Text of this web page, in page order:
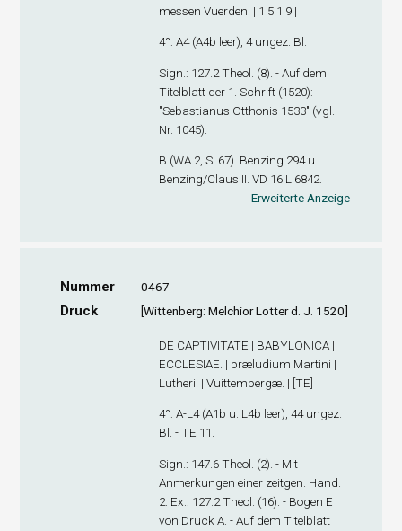
messen Vuerden. | 1 5 1 9 |
4°: A4(A4b leer), 4 ungez. Bl.
Sign .: 127.2 Theol. (8). - Auf dem
Titelblatt der 1. Schrift (1520):
"Sebastianus Otthonis 1533" (vgl.
Nr. 1045).
B (WA 2, S. 67). Benzing 294 u.
Benzing/Claus II. VD 16 L 6842.
Erweiterte Anzeige
Nummer 0467
Druck [Wittenberg: Melchior Lotter d. J. 1520]
DE CAPTIVITATE | BABYLONICA |
ECCLESIAE. | præludium Martini |
Lutheri. | Vuittembergæ. | [TE]
4°: A-L4(A1b u. L4b leer), 44 ungez.
Bl. - TE 11.
Sign .: 147.6 Theol. (2). - Mit
Anmerkungen einer zeitgen. Hand.
2. Ex .: 127.2 Theol. (16). - Bogen E
von Druck A. - Auf dem Titelblatt